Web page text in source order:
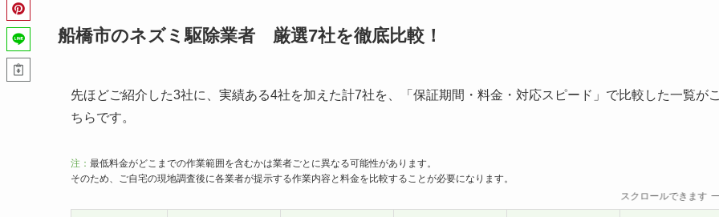
船橋市のネズミ駆除業者 厳選7社を徹底比較！
先ほどご紹介した3社に、実績ある4社を加えた計7社を、「保証期間・料金・対応スピード」で比較した一覧がこ
ちらです。
注： 最低料金がどこまでの作業範囲を含むかは業者ごとに異なる可能性があります。
そのため、ご自宅の現地調査後に各業者が提示する作業内容と料金を比較することが必要になります。
スクロールできます